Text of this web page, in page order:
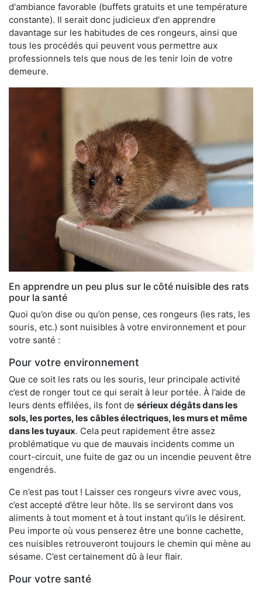
d'ambiance favorable (buffets gratuits et une température
constante). Il serait donc judicieux d'en apprendre
davantage sur les habitudes de ces rongeurs, ainsi que
tous les procédés qui peuvent vous permettre aux
professionnels tels que nous de les tenir loin de votre
demeure.
En apprendre un peu plus sur le côté nuisible des rats
pour la santé
Quoi qu’on dise ou qu’on pense, ces rongeurs (les rats, les
souris, etc.) sont nuisibles à votre environnement et pour
votre santé :
Pour votre environnement
Que ce soit les rats ou les souris, leur principale activité
c’est de ronger tout ce qui serait à leur portée. À l’aide de
leurs dents effilées, ils font de sérieux dégâts dans les
sols, les portes, les câbles électriques, les murs et même
dans les tuyaux. Cela peut rapidement être assez
problématique vu que de mauvais incidents comme un
court-circuit, une fuite de gaz ou un incendie peuvent être
engendrés.
Ce n’est pas tout ! Laisser ces rongeurs vivre avec vous,
c’est accepté d’être leur hôte. Ils se serviront dans vos
aliments à tout moment et à tout instant qu’ils le désirent.
Peu importe où vous penserez être une bonne cachette,
ces nuisibles retrouveront toujours le chemin qui mène au
sésame. C’est certainement dû à leur flair.
Pour votre santé